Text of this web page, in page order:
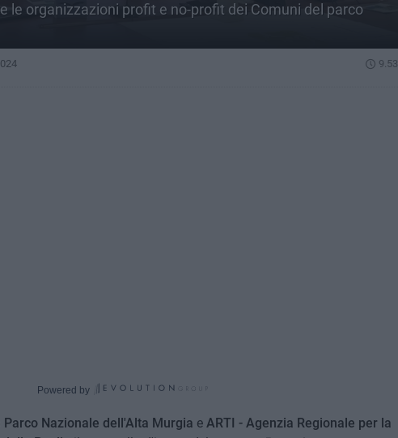
le organizzazioni profit e no-profit dei Comuni del parco
9.53
Powered by
Parco Nazionale dell'Alta Murgia e ARTI - Agenzia Regionale per la